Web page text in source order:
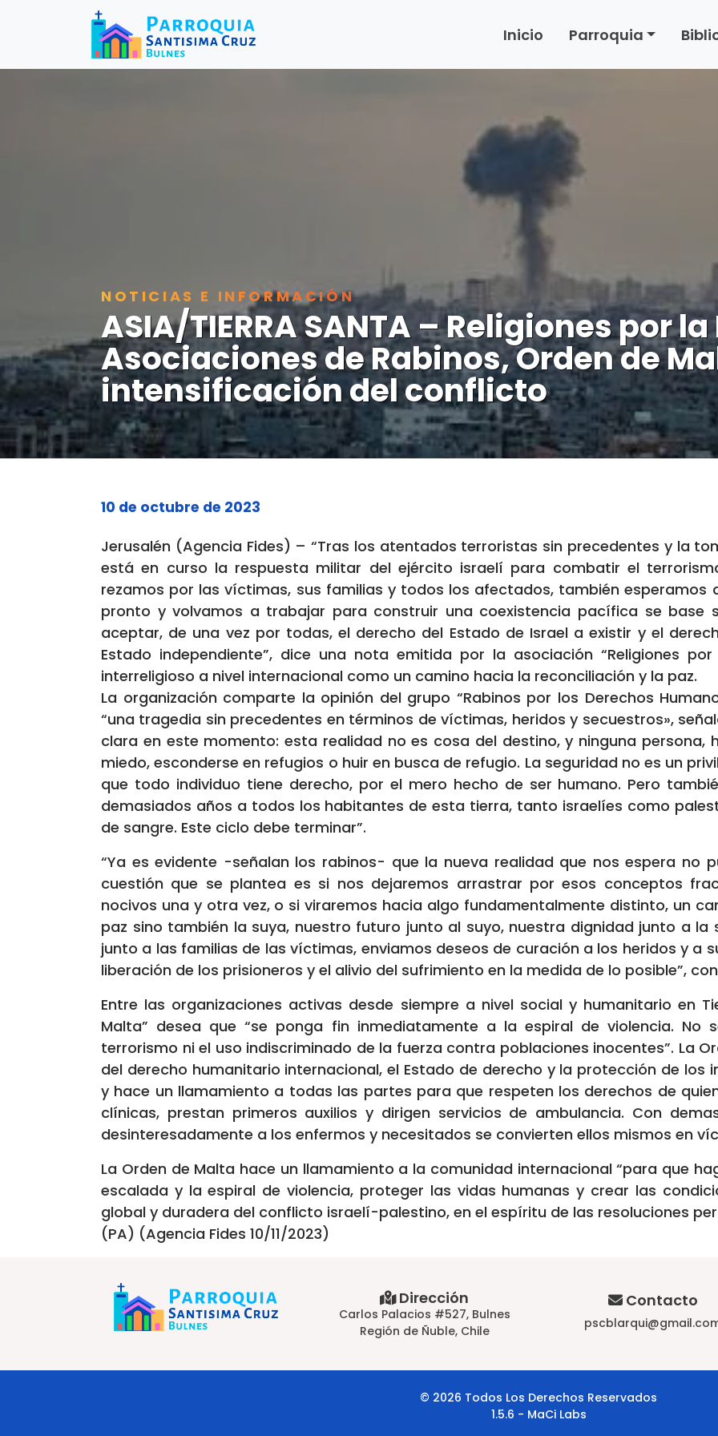
Inicio Parroquia
NOTICIAS E INFORMACIÓN
ASIA/TIERRA SANTA – Religiones por la
Asociaciones de Rabinos, Orden de
intensificación del conflicto
10 de octubre de 2023
Jerusalén (Agencia Fides) – “Tras los atentados terroristas sin precedentes y la
está en curso la respuesta militar del ejército israelí para combatir el
rezamos por las víctimas, sus familias y todos los afectados, también esperamos
pronto y volvamos a trabajar para construir una coexistencia pacífica se base
aceptar, de una vez por todas, el derecho del Estado de Israel a existir y el
Estado independiente”, dice una nota emitida por la asociación “Religiones por
interreligioso a nivel internacional como un camino hacia la reconciliación y la paz.
La organización comparte la opinión del grupo “Rabinos por los Derechos
“una tragedia sin precedentes en términos de víctimas, heridos y secuestros»,
clara en este momento: esta realidad no es cosa del destino, y ninguna persona,
miedo, esconderse en refugios o huir en busca de refugio. La seguridad no es un
que todo individuo tiene derecho, por el mero hecho de ser humano. Pero
demasiados años a todos los habitantes de esta tierra, tanto israelíes como
de sangre. Este ciclo debe terminar”.
“Ya es evidente -señalan los rabinos- que la nueva realidad que nos espera no
cuestión que se plantea es si nos dejaremos arrastrar por esos conceptos
nocivos una y otra vez, o si viraremos hacia algo fundamentalmente distinto, un
paz sino también la suya, nuestro futuro junto al suyo, nuestra dignidad junto a la
junto a las familias de las víctimas, enviamos deseos de curación a los heridos y a
liberación de los prisioneros y el alivio del sufrimiento en la medida de lo posible”,
Entre las organizaciones activas desde siempre a nivel social y humanitario en
Malta” desea que “se ponga fin inmediatamente a la espiral de violencia. No
terrorismo ni el uso indiscriminado de la fuerza contra poblaciones inocentes”. La
del derecho humanitario internacional, el Estado de derecho y la protección de los
y hace un llamamiento a todas las partes para que respeten los derechos de
clínicas, prestan primeros auxilios y dirigen servicios de ambulancia. Con
desinteresadamente a los enfermos y necesitados se convierten ellos mismos en
La Orden de Malta hace un llamamiento a la comunidad internacional “para que
escalada y la espiral de violencia, proteger las vidas humanas y crear las
global y duradera del conflicto israelí-palestino, en el espíritu de las resoluciones
(PA) (Agencia Fides 10/11/2023)
Dirección
Carlos Palacios #527, Bulnes
Región de Ñuble, Chile
Contacto
© 2026 Todos Los Derechos Reservados
1.5.6 - MaCi Labs